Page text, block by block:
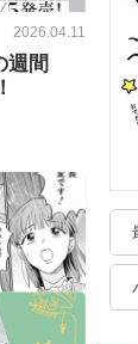
2026.04.11
週間